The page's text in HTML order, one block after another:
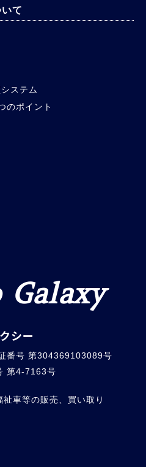
て
ステム
のポイント
シー
番号 第304369103089号
第4-7163号
車等の販売、買い取り